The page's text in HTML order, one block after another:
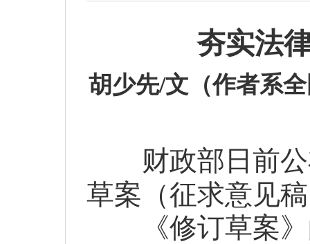
夯实法
胡少先/文（作者系
财政部日前公
草案（征求意见
《修订草案》